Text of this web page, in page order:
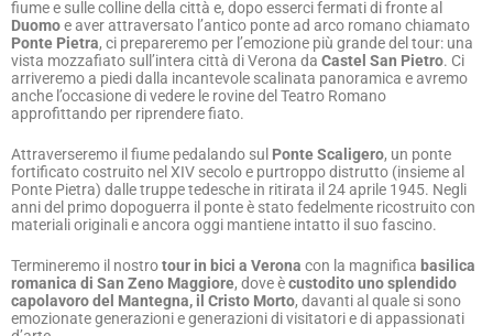
Duomo e aver attraversato l’antico ponte ad arco romano chiamato
Ponte Pietra, ci prepareremo per l’emozione più grande del tour: una
vista mozzafiato sull’intera città di Verona daCastel San Pietro . Ci
arriveremo a piedi dalla incantevole scalinata panoramica e avremo
anche l’occasione di vedere le rovine del Teatro Romano
approfittando per riprendere fiato.
Attraverseremo il fiume pedalando sul Ponte Scaligero
fortificato costruito nel XIV secolo e purtroppo distrutto (insieme al
Ponte Pietra) dalle truppe tedesche in ritirata il 24 aprile 1945. Negli
anni del primo dopoguerra il ponte è stato fedelmente ricostruito con
materiali originali e ancora oggi mantiene intatto il suo fascino.
Termineremo il nostro tour in bici a Verona con la magnifica basilica
romanica di San Zeno Maggiore , dove ècustodito uno splendido
capolavoro del Mantegna, il Cristo Morto, davanti al quale si sono
emozionate generazioni e generazioni di visitatori e di appassionati
d’arte.